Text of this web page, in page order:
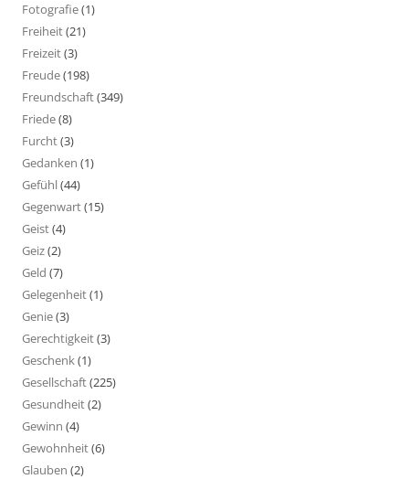
Fotografie(1)
Freiheit(21)
Freizeit(3)
Freude(198)
Freundschaft(349)
Friede(8)
Furcht(3)
Gedanken (1)
Gefühl(44)
Gegenwart(15)
Geist(4)
Geiz(2)
Geld (7)
Gelegenheit(1)
Genie(3)
Gerechtigkeit(3)
Geschenk(1)
Gesellschaft(225)
Gesundheit(2)
Gewinn (4)
Gewohnheit(6)
Glauben (2)